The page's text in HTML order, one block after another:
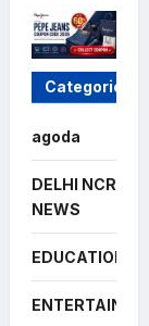
Categories
agoda
DELHI NCR
NEWS
EDUCATION